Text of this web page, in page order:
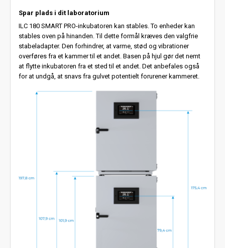
Spar plads i dit laboratorium
ILC 180 SMART PRO-inkubatoren kan stables. To enheder kan
stables oven på hinanden. Til dette formål kræves den valgfrie
stabeladapter. Den forhindrer, at varme, stød og vibrationer
overføres fra et kammer til et andet. Basen på hjul gør det nemt
at flytte inkubatoren fra et sted til et andet. Det anbefales også
for at undgå, at snavs fra gulvet potentielt forurener kammeret.